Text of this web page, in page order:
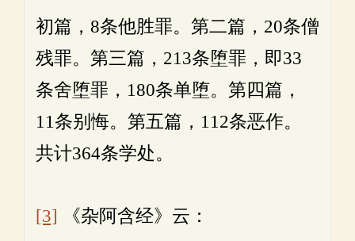
初篇，8条他胜罪。第二篇，20条僧
残罪。第三篇，213条堕罪，即33
条舍堕罪，180条单堕。第四篇，
11条别悔。第五篇，112条恶作。
共计364条学处。
[3] 《杂阿含经》云：